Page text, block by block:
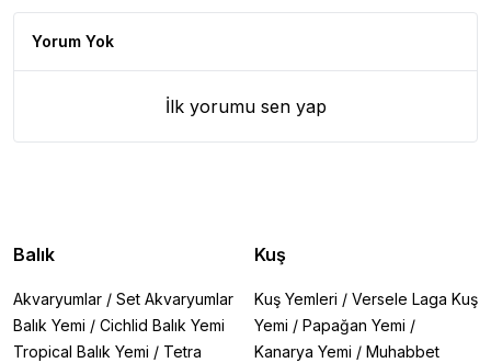
Yorum Yok
İlk yorumu sen yap
Balık
Akvaryumlar / Set Akvaryumlar
Balık Yemi / Cichlid Balık Yemi
Tropical Balık Yemi / Tetra
Kuş
Kuş Yemleri / Versele Laga Kuş
Yemi / Papağan Yemi /
Kanarya Yemi / Muhabbet